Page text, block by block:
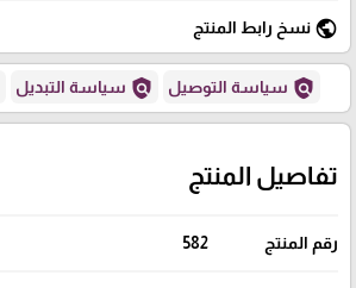
public نسخ رابط المنتج
policy سياسة التوصيل policy سياسة التبديل
تفاصيل المنتج
رقم المنتج 582